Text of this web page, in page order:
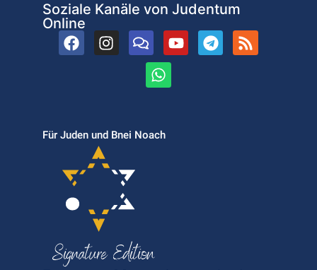
Soziale Kanäle von Judentum
Online
Für Juden und Bnei Noach